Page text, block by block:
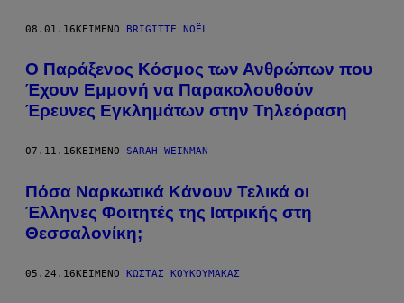
08.01.16ΚΕΊΜΕΝΟ BRIGITTE NOËL
Ο Παράξενος Κόσμος των Ανθρώπων που
Έχουν Εμμονή να Παρακολουθούν
Έρευνες Εγκλημάτων στην Τηλεόραση
07.11.16 ΚΕΊΜΕΝΟ SARAH WEINMAN
Πόσα Ναρκωτικά Κάνουν Τελικά οι
Έλληνες Φοιτητές της Ιατρικής στη
Θεσσαλονίκη;
05.24.16ΚΕΊΜΕΝΟ ΚΩΣΤΑΣ ΚΟΥΚΟΥΜΑΚΑΣ